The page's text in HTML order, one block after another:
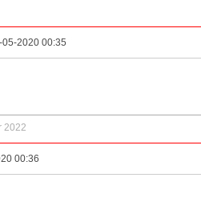
2020 00:35
2022
00:36